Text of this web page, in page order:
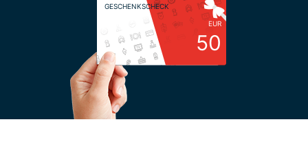
GESCHENKSCHECK
EUR
50